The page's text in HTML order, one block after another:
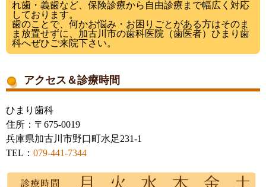
れ歯・義歯など、保険診療から自由診療まで幅広く対応
しております。
歯のことで、何かお悩み・お困りごとがある方はそのま
ま放置せずに、加古川市の歯科医院（歯医者）ひまり歯
科へぜひご来院下さい。
アクセス＆診療時間
ひまり歯科
住所：〒675-0019
兵庫県加古川市野口町水足231-1
TEL： 079-441-7344